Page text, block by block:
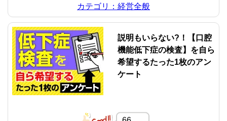
カテゴリ：経営全般
説明もいらない?！【口腔
機能低下症の検査】を自ら
希望するたった1枚のアン
ケート